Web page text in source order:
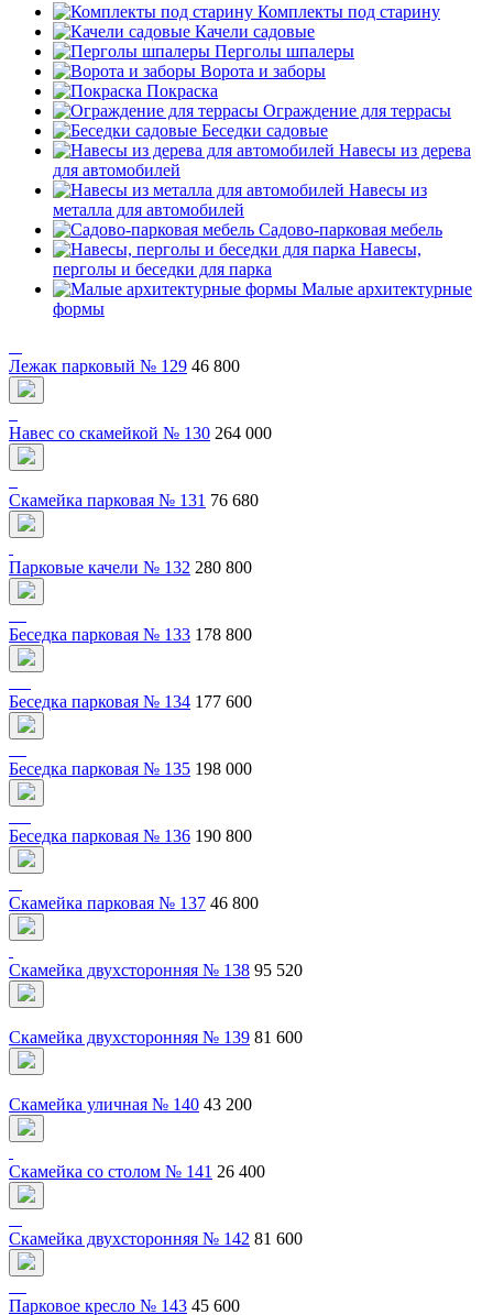
Комплекты под старину
Качели садовые
Перголы шпалеры
Ворота и заборы
Покраска
Ограждение для террасы
Беседки садовые
Навесы из дерева
для автомобилей
Навесы из
металла для автомобилей
Садово-парковая мебель
Навесы,
перголы и беседки для парка
Малые архитектурные
формы
Лежак парковый № 129 46 800
Навес со скамейкой № 130 264 000
Скамейка парковая № 131 76 680
Парковые качели № 132 280 800
Беседка парковая № 133 178 800
Беседка парковая № 134 177 600
Беседка парковая № 135 198 000
Беседка парковая № 136 190 800
Скамейка парковая № 137 46 800
Скамейка двухсторонняя № 138 95 520
Скамейка двухсторонняя № 139 81 600
Скамейка уличная № 140 43 200
Скамейка со столом № 141 26 400
Скамейка двухсторонняя № 142 81 600
Парковое кресло № 143 45 600